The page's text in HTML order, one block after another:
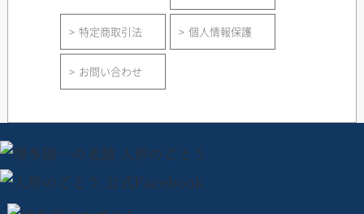
特定商取引法 個人情報保護
お問い合わせ